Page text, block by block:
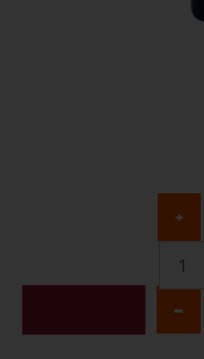
+
-